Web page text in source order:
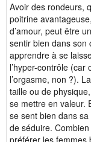
Avoir des rondeurs,
poitrine
d’amour, peut être
sentir bien dans son
apprendre à se
l’hyper-contrôle (car
l’orgasme, non ?).
taille ou de
se mettre en valeur.
se sent bien dans
de séduire.
préférer les femmes